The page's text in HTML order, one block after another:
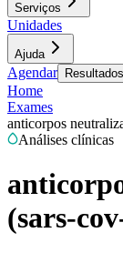
Serviços
Unidades
Ajuda
Agendar
Home
Exames
anticorpos
Análises clínicas
(sars-